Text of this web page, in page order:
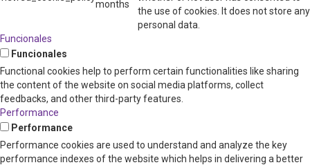
months
the use of cookies. It does not store any
personal data.
Funcionales
Funcionales
Functional cookies help to perform certain functionalities like sharing
the content of the website on social media platforms, collect
feedbacks, and other third-party features.
Performance
Performance
Performance cookies are used to understand and analyze the key
performance indexes of the website which helps in delivering a better